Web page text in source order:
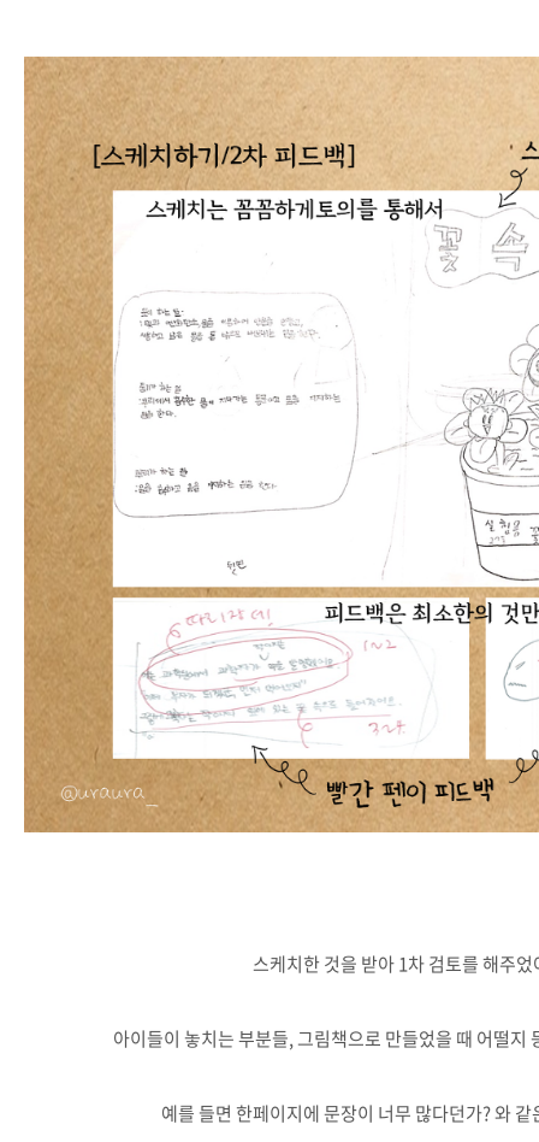
스케치한 것을 받아 1차 검토를 해주었
아이들이 놓치는 부분들, 그림책으로 만들었을 때 어떨지
예를 들면 한페이지에 문장이 너무 많다던가? 와